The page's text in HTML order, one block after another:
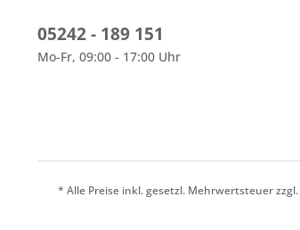
05242 - 189 151
Mo-Fr, 09:00 - 17:00 Uhr
* Alle Preise inkl. gesetzl. Mehrwertsteuer zzgl.